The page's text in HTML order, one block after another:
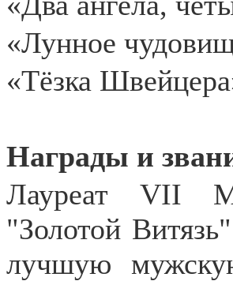
«Лунное
«Тёзка
Награды и
Лауреат VII
"Золотой
лучшую